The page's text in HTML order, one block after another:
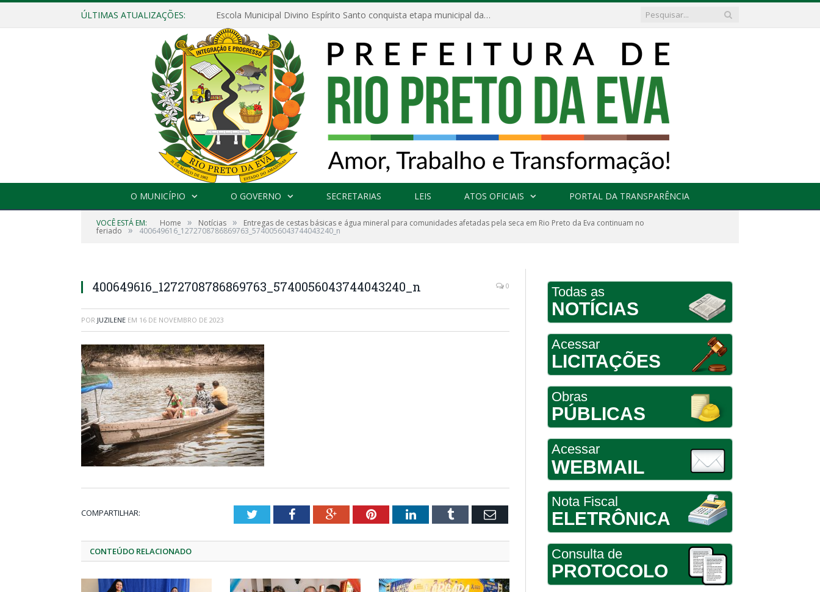
ÚLTIMAS ATUALIZAÇÕES: Escola Municipal Divino Espírito Santo conquista etapa municipal da V Feira Amazonense de Matemática
O MUNICÍPIO O GOVERNO SECRETARIAS LEIS ATOS OFICIAIS PORTAL DA TRANSPARÊNCIA
VOCÊ ESTÁ EM: Home » Notícias » Entregas de cestas básicas e água mineral para comunidades afetadas pela seca em Rio Preto da Eva continuam no
feriado » 400649616_1272708786869763_5740056043744043240_n
400649616_1272708786869763_5740056043744043240_n 0
POR JUZILENE EM 16 DE NOVEMBRO DE 2023
COMPARTILHAR: TwitterFacebookGoogle+PinterestLinkedInTumblr Email
CONTEÚDO RELACIONADO
Todas as
NOTÍCIAS
Acessar
LICITAÇÕES
Obras
PÚBLICAS
Acessar
WEBMAIL
Nota Fiscal
ELETRÔNICA
Consulta de
PROTOCOLO